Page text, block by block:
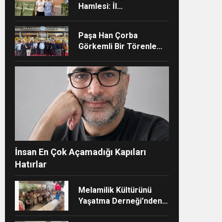
Hamlesi: İl
adımı
Paşa Han Çorba
Görkemli Bir Törenle
İnsan En Çok Açamadığı Kapıları
Hatırlar
Melamilik Kültürünü
Yaşatma Derneği’nden